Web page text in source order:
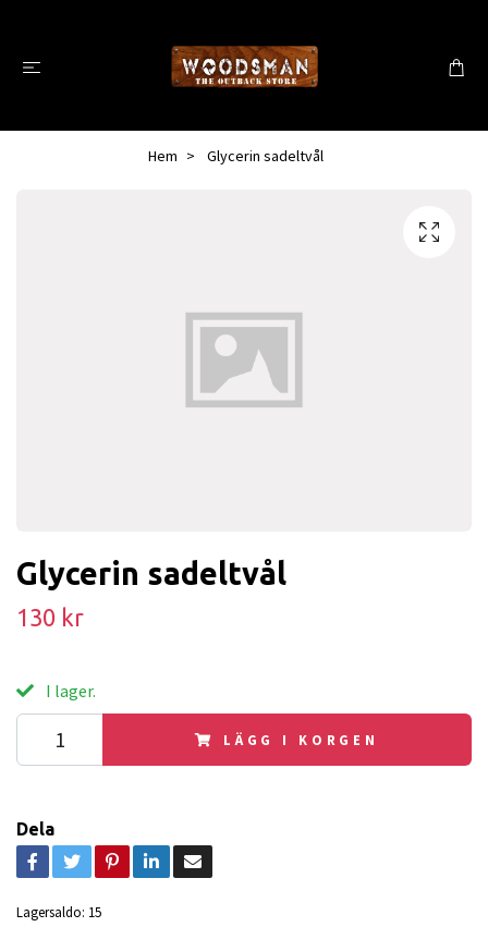
Hem Glycerin sadeltvål
Glycerin sadeltvål
130 kr
I lager.
LÄGG I KORGEN
Dela
Lagersaldo: 15